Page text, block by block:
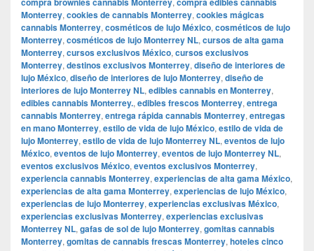
Monterrey, cookies de cannabis Monterrey, cookies mágicas
cannabis Monterrey, cosméticos de lujo México, cosméticos de lujo
Monterrey, cosméticos de lujo Monterrey NL, cursos de alta gama
Monterrey, cursos exclusivos México, cursos exclusivos
Monterrey, destinos exclusivos Monterrey, diseño de interiores de
lujo México, diseño de interiores de lujo Monterrey, diseño de
interiores de lujo Monterrey NL, edibles cannabis en Monterrey,
edibles cannabis Monterrey., edibles frescos Monterrey, entrega
cannabis Monterrey, entrega rápida cannabis Monterrey, entregas
en mano Monterrey, estilo de vida de lujo México, estilo de vida de
lujo Monterrey, estilo de vida de lujo Monterrey NL, eventos de lujo
México, eventos de lujo Monterrey, eventos de lujo Monterrey NL,
eventos exclusivos México, eventos exclusivos Monterrey,
experiencia cannabis Monterrey, experiencias de alta gama México,
experiencias de alta gama Monterrey, experiencias de lujo México,
experiencias de lujo Monterrey, experiencias exclusivas México,
experiencias exclusivas Monterrey, experiencias exclusivas
Monterrey NL, gafas de sol de lujo Monterrey, gomitas cannabis
Monterrey, gomitas de cannabis frescas Monterrey, hoteles cinco